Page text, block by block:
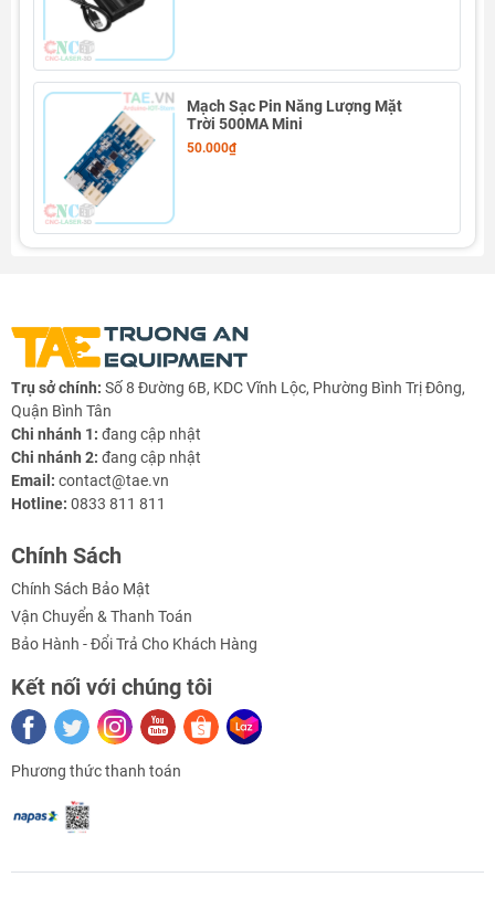
- Điện áp sử dụng tối đa: 16.8V
- Đèn báo theo % pin: 0% 25% 50% 75% và 100%
- Dòng điện tiêu thụ: 30mA
- Điện áp tương ứng:
+ Led 2 (25%): 10 - 13V
+ Led 4 (75%): 15 - 16V
+ Led 5 (100%): 16 - 16.8V
- Thích hợp sử dụng cho khối pin lithium 4cell nối tiếp
Hướng Dẫn Sử Dụng
Mạch Sạc Pin Năng Lượng Mặt
Trời 500MA Mini
50.000₫
Trụ sở chính: Số 8 Đường 6B, KDC Vĩnh Lộc, Phường Bình Trị Đông,
Quận Bình Tân
Chi nhánh 1: đang cập nhật
Chi nhánh 2: đang cập nhật
Email: contact@tae.vn
Hotline: 0833 811 811
Chính Sách
Chính Sách Bảo Mật
Vận Chuyển & Thanh Toán
Bảo Hành - Đổi Trả Cho Khách Hàng
Kết nối với chúng tôi
Phương thức thanh toán